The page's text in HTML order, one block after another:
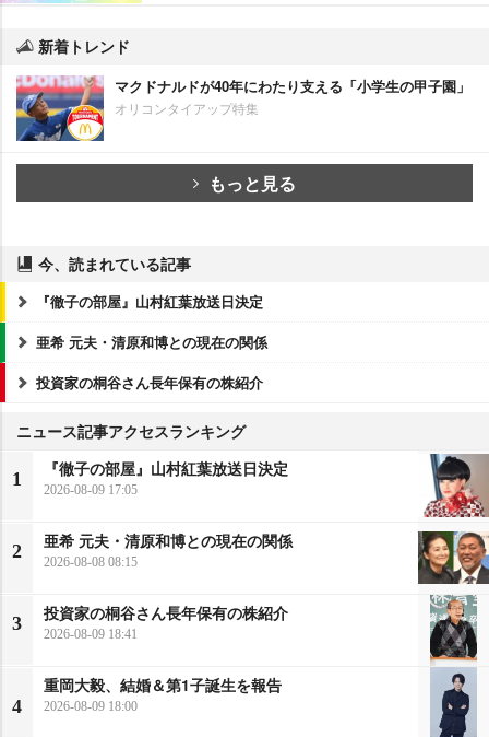
新着トレンド
マクドナルドが40年にわたり支える「小学生の甲子園」
オリコンタイアップ特集
もっと見る
今、読まれている記事
『徹子の部屋』山村紅葉放送日決定
亜希 元夫・清原和博との現在の関係
投資家の桐谷さん長年保有の株紹介
ニュース記事アクセスランキング
1
『徹子の部屋』山村紅葉放送日決定
2026-08-09 17:05
2
亜希 元夫・清原和博との現在の関係
2026-08-08 08:15
3
投資家の桐谷さん長年保有の株紹介
2026-08-09 18:41
4
重岡大毅、結婚＆第1子誕生を報告
2026-08-09 18:00